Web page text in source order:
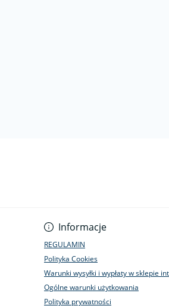
Informacje
REGULAMIN
Polityka Cookies
Warunki wysyłki i wypłaty w sklepie
Ogólne warunki użytkowania
Polityka prywatności